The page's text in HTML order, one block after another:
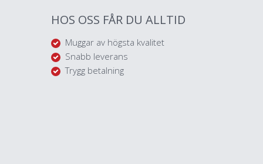
HOS OSS FÅR DU ALLTID
Muggar av högsta kvalitet
Snabb leverans
Trygg betalning